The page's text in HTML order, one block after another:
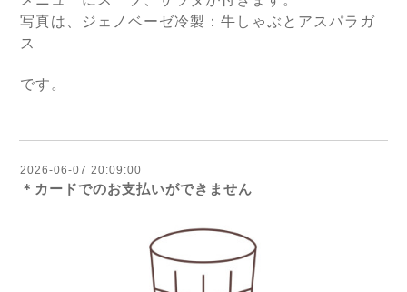
写真は、
ジェノベーゼ冷製：牛しゃぶとアスパラガ
ス
です。
2026-06-07 20:09:00
＊カードでのお支払いができません